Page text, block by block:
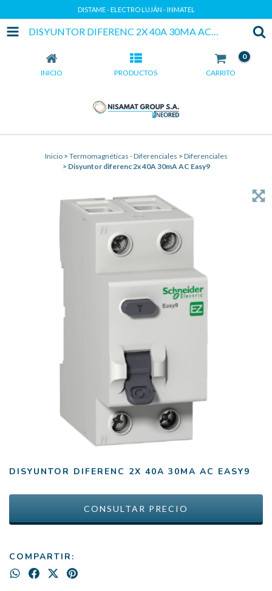
DISTAME - ELECTRO LUJÁN - INMATEL
DISYUNTOR DIFERENC 2X 40A 30MA AC EASY9
INICIO PRODUCTOS CARRITO
0
Inicio > Termomagnéticas - Diferenciales > Diferenciales
> Disyuntor diferenc 2x 40A 30mA AC Easy9
DISYUNTOR DIFERENC 2X 40A 30MA AC EASY9
COMPARTIR: